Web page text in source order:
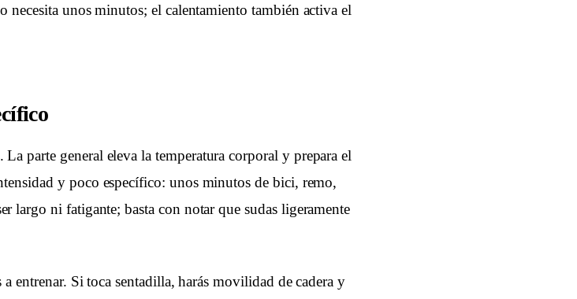
necesita unos minutos; el calentamiento también activa el
parte general eleva la temperatura corporal y prepara el
y poco específico: unos minutos de bici, remo,
largo ni fatigante; basta con notar que sudas ligeramente
entrenar. Si toca sentadilla, harás movilidad de cadera y